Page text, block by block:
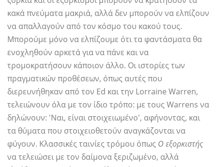
κακά πνεύματα μακριά, αλλά δεν μπορούν να ελπίζουν
να απαλλαγούν από τον κόσμο του κακού τους.
Μπορούμε μόνο να ελπίζουμε ότι τα φαντάσματα θα
ενοχληθούν αρκετά για να πάνε και να
τρομοκρατήσουν κάποιον άλλο. Οι ιστορίες των
πραγματικών προθέσεων, όπως αυτές που
διερευνήθηκαν από τον Ed και την Lorraine Warren,
τελειώνουν όλα με τον ίδιο τρόπο: με τους Warrens να
δηλώνουν: 'Ναι, είναι στοιχειωμένο', αφήνοντας, και
τα θύματα που στοιχειοθετούν αναγκάζονται να
φύγουν. Κλασσικές ταινίες τρόμου όπως Ο εξορκιστής
να τελειώσει με τον δαίμονα ξεριζωμένο, αλλά